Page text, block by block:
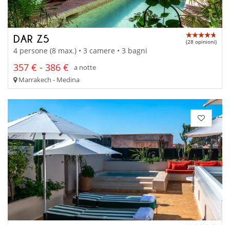
DAR Z5 (28 opinioni)
4 persone (8 max.) • 3 camere • 3 bagni
357 € - 386 €
a notte
Marrakech - Medina